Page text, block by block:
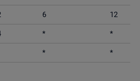
6 12
* *
* *